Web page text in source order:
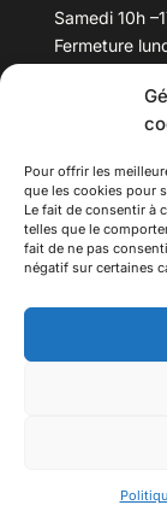
Pour offrir les
que les cookies pour
Le fait de consentir à
telles que le
fait de ne pas
négatif sur certaines
Samedi 10h
Fermeture
Téléphone
Tous droits